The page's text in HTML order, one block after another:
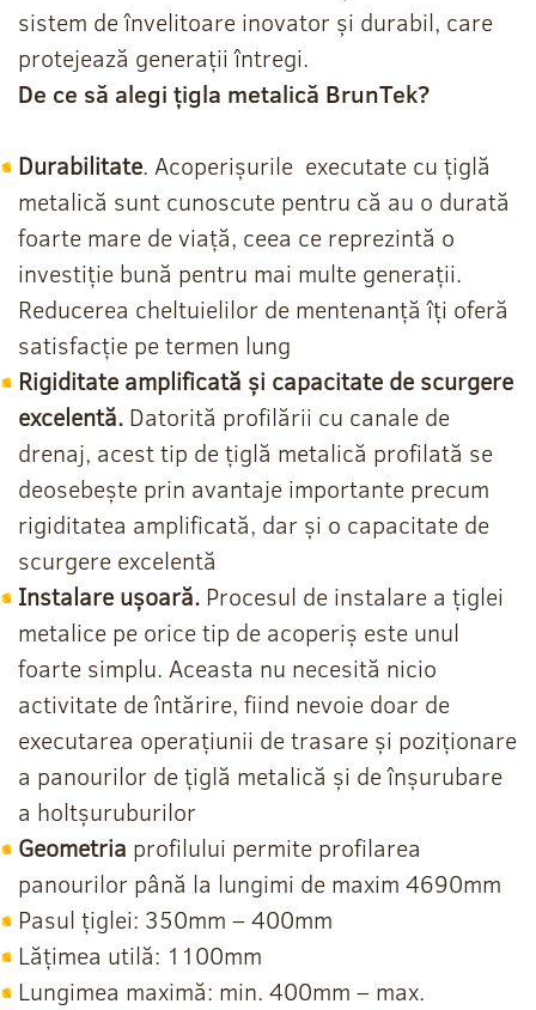
sistem de învelitoare inovator și durabil, care
protejează generații întregi.
De ce să alegi țigla metalică BrunTek?
Durabilitate. Acoperișurile executate cu țiglă
metalică sunt cunoscute pentru că au o durată
foarte mare de viață, ceea ce reprezintă o
investiție bună pentru mai multe generații.
Reducerea cheltuielilor de mentenanță îți oferă
satisfacție pe termen lung
Rigiditate amplificată și capacitate de scurgere
excelentă. Datorită profilării cu canale de
drenaj, acest tip de țiglă metalică profilată se
deosebește prin avantaje importante precum
rigiditatea amplificată, dar și o capacitate de
scurgere excelentă
Instalare ușoară. Procesul de instalare a țiglei
metalice pe orice tip de acoperiș este unul
foarte simplu. Aceasta nu necesită nicio
activitate de întărire, fiind nevoie doar de
executarea operațiunii de trasare și poziționare
a panourilor de țiglă metalică și de înșurubare
a holtșuruburilor
Geometria profilului permite profilarea
panourilor până la lungimi de maxim 4690mm
Pasul țiglei: 350mm – 400mm
Lățimea utilă: 1100mm
Lungimea maximă: min. 400mm – max.